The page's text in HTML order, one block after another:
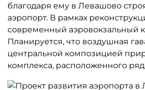
благодаря ему в Левашово
аэропорт. В рамках
современный аэровокзальный
Планируется, что воздушная
центральной композицией
комплекса, расположенного